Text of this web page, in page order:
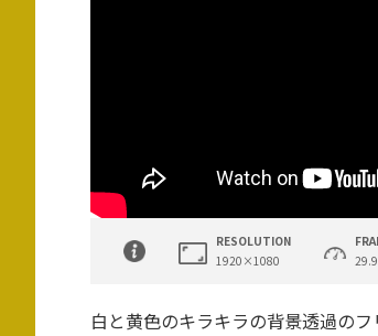
RESOLUTION
1920×1080
白と黄色のキラキラの背景透過のフ